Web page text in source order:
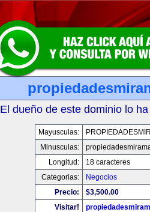
El dueño de este dominio lo
Mayusculas:
Minusculas:
Longitud:
18 caracteres
Categorias:
Negocios
Precio:
$3,500.00
Visitar!